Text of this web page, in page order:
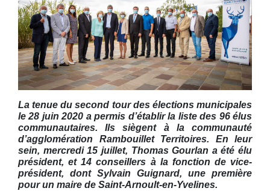
La tenue du second tour des élections municipales
le 28 juin 2020 a permis d’établir la liste des 96 élus
communautaires. Ils siègent à la communauté
d’agglomération Rambouillet Territoires. En leur
sein, mercredi 15 juillet, Thomas Gourlan a été élu
président, et 14 conseillers à la fonction de vice-
président, dont Sylvain Guignard, une première
pour un maire de Saint-Arnoult-en-Yvelines.